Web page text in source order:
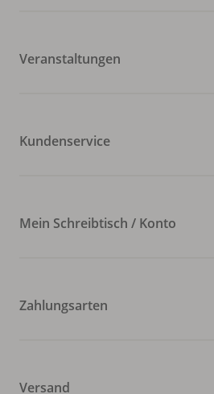
Veranstaltungen
Kundenservice
Mein Schreibtisch / Konto
Zahlungsarten
Versand